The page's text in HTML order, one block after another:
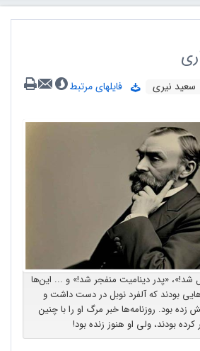
سعید نیری
فایلهای مرتبط
شد!»، «پدر دینامیت منفجر شد!» و ... این‌ها
بودند که آلفرد نوبل در دست داشت و
بود. روزنامه‌ها خبر مرگ او را با چنین
بودند، ولی او هنوز زنده بود!